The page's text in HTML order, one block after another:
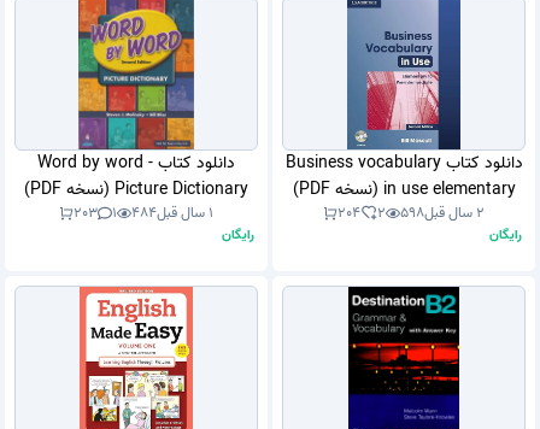
دانلود کتاب Business vocabulary
in use elementary (نسخه PDF)
2 سال قبل 598
2
204
رایگان
دانلود کتاب Word by word -
Picture Dictionary (نسخه PDF)
1 سال قبل 484
1
203
رایگان